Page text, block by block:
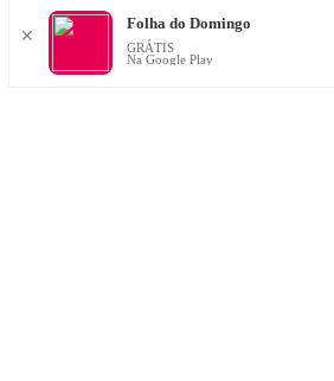
✕
Folha do Domingo
GRÁTIS
Na Google Play